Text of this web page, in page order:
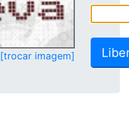
[trocar imagem]